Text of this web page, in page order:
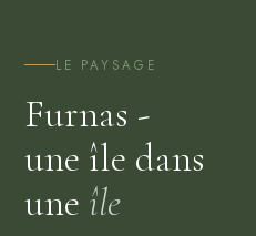
LE PAYSAGE
Furnas -
une île dans
une île